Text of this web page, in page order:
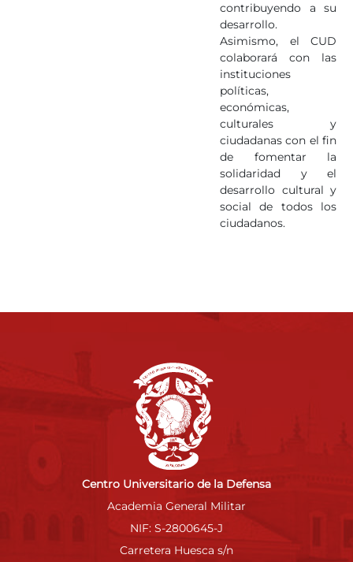
contribuyendo a su
desarrollo.
Asimismo, el CUD
colaborará con las
instituciones
políticas,
económicas,
culturales y
ciudadanas con el fin
de fomentar la
solidaridad y el
desarrollo cultural y
social de todos los
ciudadanos.
Centro Universitario de la Defensa
Academia General Militar
NIF: S-2800645-J
Carretera Huesca s/n